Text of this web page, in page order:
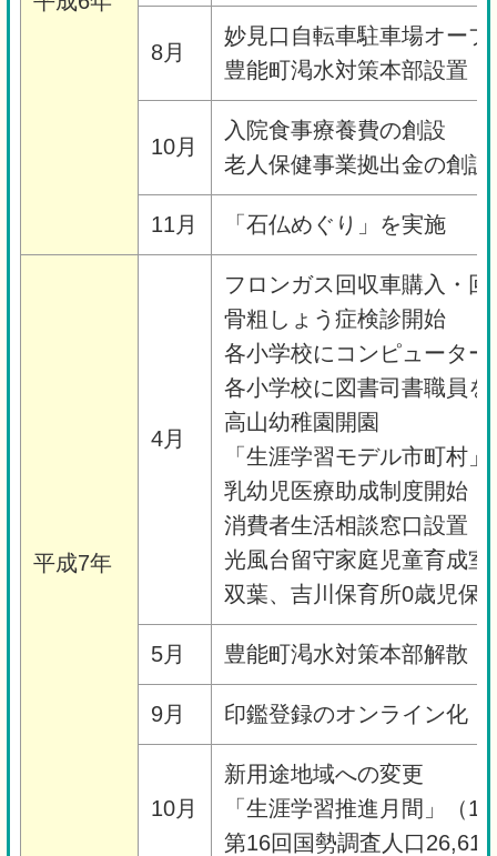
8月
妙見口自転車駐車場オープ
豊能町渇水対策本部設置
10月
入院食事療養費の創設
老人保健事業拠出金の創設
11月 「石仏めぐり」を実施
平成7年
4月
フロンガス回収車購入・回
骨粗しょう症検診開始
各小学校にコンピューター
各小学校に図書司書職員を
高山幼稚園開園
「生涯学習モデル市町村
乳幼児医療助成制度開始（
消費者生活相談窓口設置
光風台留守家庭児童育成室
双葉、吉川保育所0歳児保
5月 豊能町渇水対策本部解散
9月 印鑑登録のオンライン化
10月
新用途地域への変更
「生涯学習推進月間」（
第16回国勢調査人口